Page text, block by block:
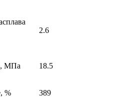
2.6
МПа 18.5
% 389